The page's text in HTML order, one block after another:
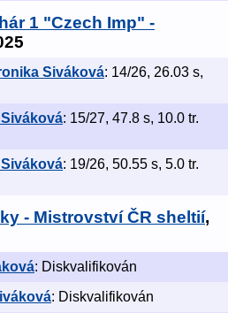
1 "Czech Imp" -
Siváková: 14/26, 26.03 s,
: 15/27, 47.8 s, 10.0 tr.
: 19/26, 50.55 s, 5.0 tr.
- Mistrovství ČR sheltií,
: Diskvalifikován
: Diskvalifikován